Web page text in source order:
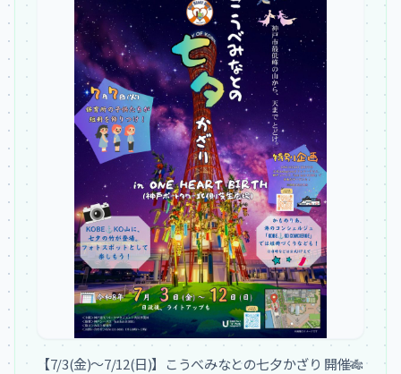
【7/3(金)〜7/12(日)】こうべみなとの七夕かざり 開催🎋